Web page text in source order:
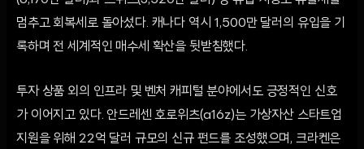
멈추고 회복세로 돌아섰다. 캐나다 역시 1,500만 달러의 유입을 기
록하며 전 세계적인 매수세 확산을 뒷받침했다.
투자 상품 외의 인프라 및 벤처 캐피털 분야에서도 긍정적인 신호
가 이어지고 있다. 안드레센 호로위츠(a16z)는 가상자산 스타트업
지원을 위해 22억 달러 규모의 신규 펀드를 조성했으며, 크라켄은